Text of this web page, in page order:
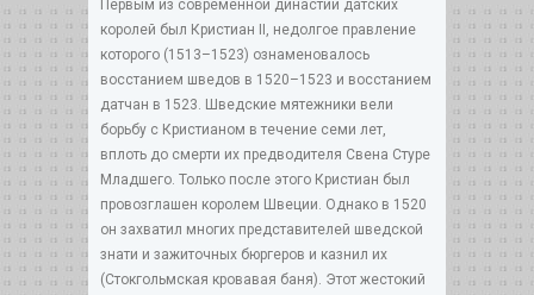
Первым из современной династии датских
королей был Кристиан II, недолгое правление
которого (1513–1523) ознаменовалось
восстанием шведов в 1520–1523 и восстанием
датчан в 1523. Шведские мятежники вели
борьбу с Кристианом в течение семи лет,
вплоть до смерти их предводителя Свена Стуре
Младшего. Только после этого Кристиан был
провозглашен королем Швеции. Однако в 1520
он захватил многих представителей шведской
знати и зажиточных бюргеров и казнил их
(Стокгольмская кровавая баня). Этот жестокий